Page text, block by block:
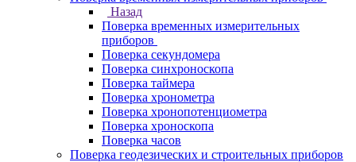
Назад
Поверка временных измерительных
приборов
Поверка секундомера
Поверка синхроноскопа
Поверка таймера
Поверка хронометра
Поверка хронопотенциометра
Поверка хроноскопа
Поверка часов
Поверка геодезических и строительных приборов